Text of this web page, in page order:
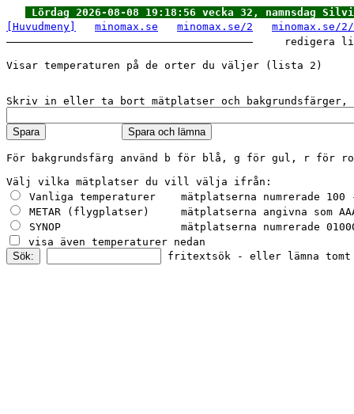
Lördag 2026-08-08 19:18:56 vecka 32, namnsdag
[Huvudmeny]
minomax.se minomax.se/2
minomax.se/
Visar
För bakgrundsfärg använd b för blå, g för gul, r för
fritextsök - eller lämna